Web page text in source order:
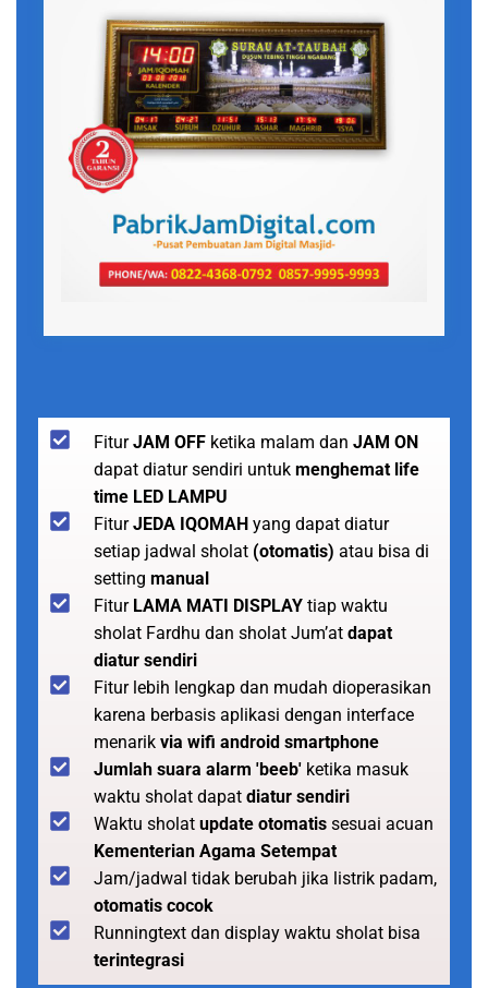
FiturJAM OFF ketika malam dan JAM ON
dapat diatur sendiri untuk menghemat life
time LED LAMPU
FiturJEDA IQOMAH yang dapat diatur
setiap jadwal sholat (otomatis) atau bisa di
setting manual
Fitur LAMA MATI DISPLAY tiap waktu
sholat Fardhu dan sholat Jum’at dapat
diatur sendiri
Fitur lebih lengkap dan mudah dioperasikan
karena berbasis aplikasi dengan interface
menarik via wifi android smartphone
Jumlah suara alarm 'beeb' ketika masuk
waktu sholat dapat diatur sendiri
Waktu sholat update otomatis sesuai acuan
Kementerian Agama Setempat
Jam/jadwal tidak berubah jika listrik padam,
otomatis cocok
Runningtext dan display waktu sholat bisa
terintegrasi